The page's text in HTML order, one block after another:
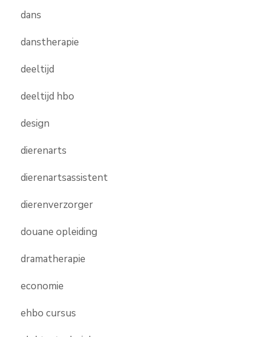
dans
danstherapie
deeltijd
deeltijd hbo
design
dierenarts
dierenartsassistent
dierenverzorger
douane opleiding
dramatherapie
economie
ehbo cursus